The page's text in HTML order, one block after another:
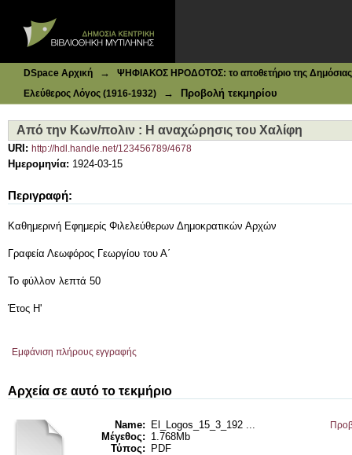
DSpace Αρχική →
ΨΗΦΙΑΚΟΣ ΗΡΟΔΟΤΟΣ: το αποθετήριο της Δημόσιας
Ελεύθερος Λόγος (1916-1932)
→ Προβολή τεκμηρίου
Από την Κων/πολιν : Η αναχώρησις του Χαλίφη
URI: http://hdl.handle.net/123456789/4678
Ημερομηνία: 1924-03-15
Περιγραφή:
Καθημερινή Εφημερίς Φιλελεύθερων Δημοκρατικών Αρχών
Γραφεία Λεωφόρος Γεωργίου του Α΄
Το φύλλον λεπτά 50
Έτος Η'
Εμφάνιση πλήρους εγγραφής
Αρχεία σε αυτό το τεκμήριο
Name:
El_Logos_15_3_192 ...
Μέγεθος: 1.768Mb
Τύπος:
PDF